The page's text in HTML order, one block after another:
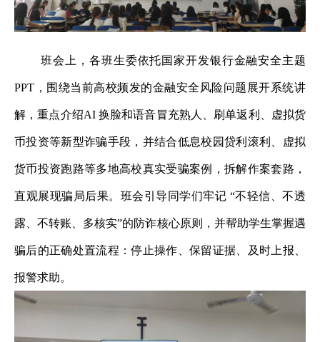
班会上，各班生委依托国家开发银行金融安全主题
PPT，围绕当前高校频发的金融安全风险问题展开系统讲
解，重点介绍AI 换脸和语音冒充熟人、刷单返利、虚拟货
币投资等新型诈骗手段，并结合低息校园贷利滚利、虚拟
货币投资跑路等多地高校真实受骗案例，拆解作案套路，
直观展现骗局后果。班会引导同学们牢记 “不轻信、不透
露、不转账、多核实”的防诈核心原则，并帮助学生掌握遇
骗后的正确处置流程：停止操作、保留证据、及时上报、
报警求助。